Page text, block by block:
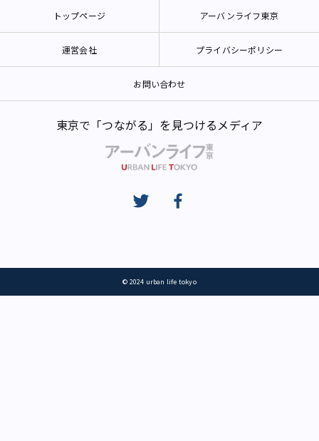
トップページ アーバンライフ東京
運営会社 プライバシーポリシー
お問い合わせ
東京で「つながる」を見つけるメディア
© 2024 urban life tokyo